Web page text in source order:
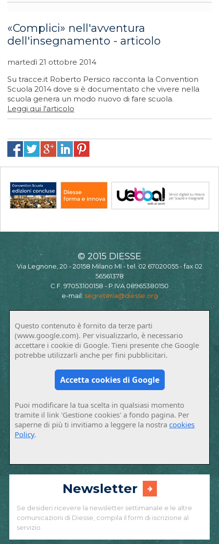
«Complici» nell'avventura
dell'insegnamento - articolo
martedì 21 ottobre 2014
Su tracce.it Roberto Persico racconta la Convention
Scuola 2014 dove si è documentato che vivere nella
scuola genera un modo nuovo di fare scuola.
Leggi qui l'articolo
© 2015 DIESSE
Via Legnone, 20 - 20158 Milano MI - tel. 02 67020055 - fax 02
56561378
C.F. 97053100158 - P.IVA 08965380150
e-mail: segreteria@diesse.org
Questo contenuto è fornito da terze parti
(www.google.com). Per visualizzarlo, è necessario
accettare i cookie di Google. Tieni presente che Google
potrebbe utilizzarli anche per fini pubblicitari.
Accetta cookies di Google
Puoi modificare la tua scelta in qualsiasi momento
tramite il link 'Gestione cookies' a fondo pagina. Per
saperne di più ti invitiamo a leggere la nostracookies
Policy.
Newsletter
Se desideri ricevere la newsletter settimanale e le altre
comunicazioni di Diesse, compila il form di iscrizione al
servizio.